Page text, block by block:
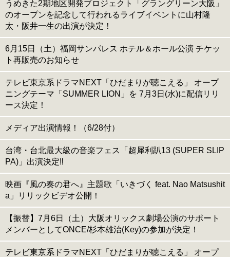
うめきた2期地区開発プロジェクト「グラングリーン大阪」
のオープンを記念して行われるライブイベントに山村隆
太・阪井一生の出演が決定！
6月15日（土）福岡サンパレス ホテル＆ホール公演 チケッ
ト再販売のお知らせ
テレビ東京系ドラマNEXT「ひだまりが聴こえる」 オープ
ニングテーマ「SUMMER LION」を 7月3日(水)に配信リリ
ース決定！
メディア出演情報！（6/28付）
台湾・台北最大級の音楽フェス「超犀利趴13 (SUPER SLIP
PA)」出演決定‼️
映画『風の奏の君へ』主題歌「いきづく feat. Nao Matsushit
a」リリックビデオ公開！
【振替】7月6日（土）大阪オリックス劇場公演のサポート
メンバーとしてONCE/杉本雄治(Key)の参加が決定！
テレビ東京系ドラマNEXT「ひだまりが聴こえる」 オープ